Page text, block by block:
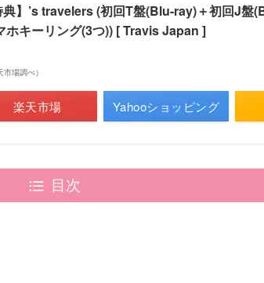
典】’s travelers (初回T盤(Blu-ray)＋初回J盤
ホキーリング(3つ)) [ Travis Japan ]
場調べ）
楽天市場 Yahooショッピング
目次